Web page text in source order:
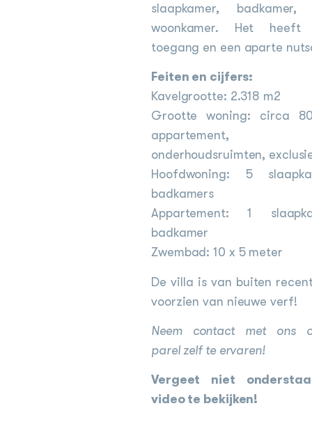
slaapkamer,
woonkamer. Het
toegang en een aparte
Feiten en cijfers:
Kavelgrootte: 2.318 m2
Grootte woning: circa
appartement,
onderhoudsruimten,
Hoofdwoning: 5
badkamers
Appartement: 1
badkamer
Zwembad: 10 x 5 meter
De villa is van buiten
voorzien van nieuwe verf!
Neem contact met ons
parel zelf te ervaren!
Vergeet niet
video te bekijken!